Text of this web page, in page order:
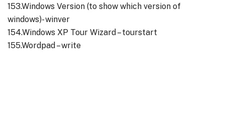
153.Windows Version (to show which version of
windows)- winver
154.Windows XP Tour Wizard – tourstart
155.Wordpad – write